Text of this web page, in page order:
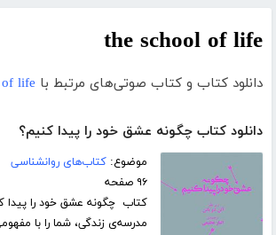
the school of life
دانلود کتاب و کتاب صوتی‌های مرتبط با life
دانلود کتاب چگونه عشق خود را پیدا کنیم؟
موضوع:کتاب‌های روانشناسی
۹۶ صفحه
کتاب چگونه عشق خود را پیدا
مدرسه‌ی زندگی، شما را با